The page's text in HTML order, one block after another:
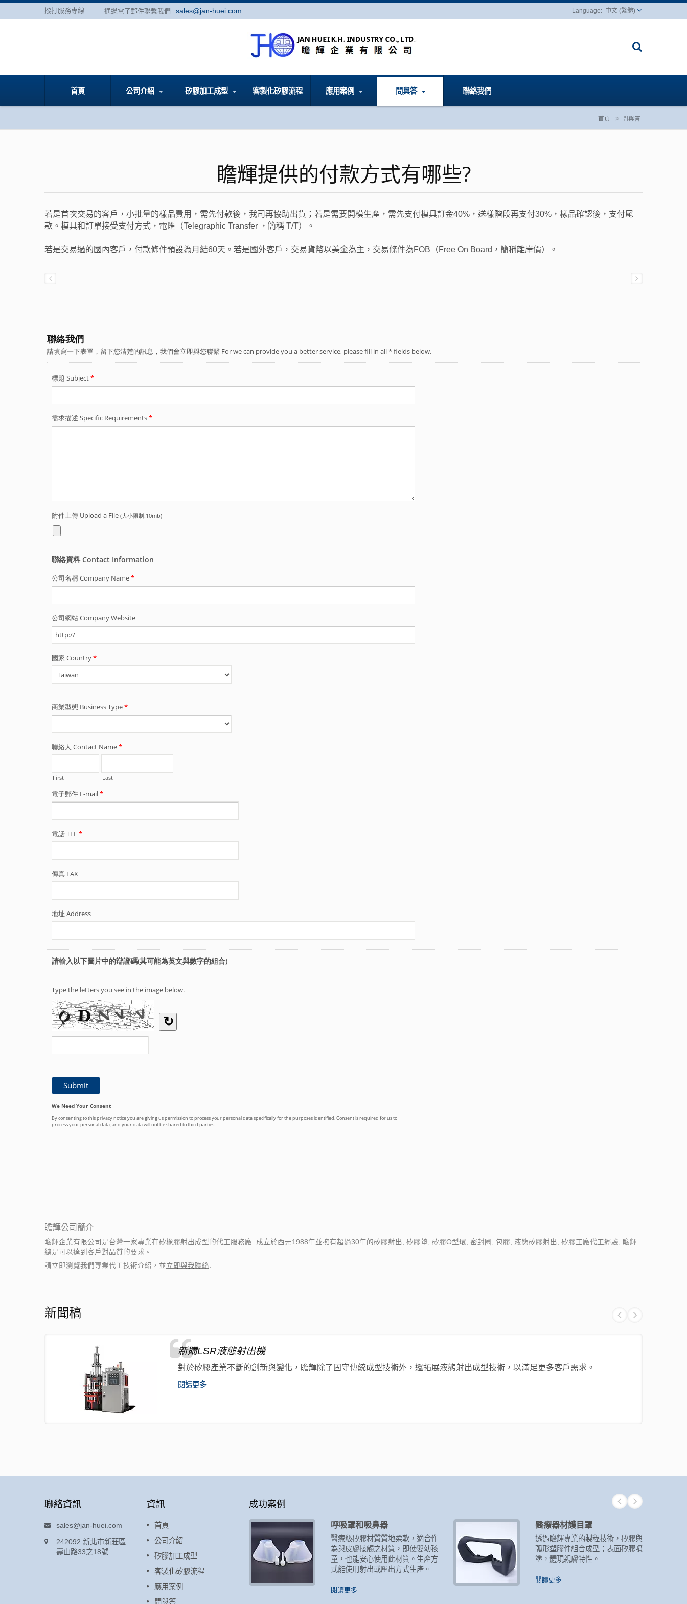
撥打服務專線 通過電子郵件聯繫我們 sales@jan-huei.com 中文 (繁體)
首頁 公司介紹 矽膠加工成型 客製化矽膠流程 應用案例 問與答 聯絡我們
首頁 問與答
瞻輝提供的付款方式有哪些?
若是首次交易的客戶，小批量的樣品費用，需先付款後，我司再協助出貨；若是需要開模生產，需先支付模具訂金40%，送樣階段再支付30%，樣品確認後，支付尾
款。模具和訂單接受支付方式，電匯（Telegraphic Transfer ，簡稱 T/T）。
若是交易過的國內客戶，付款條件預設為月結60天。若是國外客戶，交易貨幣以美金為主，交易條件為FOB（Free On Board，簡稱離岸價）。
瞻輝公司簡介
瞻輝企業有限公司是台灣一家專業在矽橡膠射出成型的代工服務廠. 成立於西元1988年並擁有超過30年的矽膠射出, 矽膠墊, 矽膠O型環, 密封圈, 包膠, 液態矽膠射出, 矽膠工廠代工經驗, 瞻輝
總是可以達到客戶對品質的要求。
請立即瀏覽我們專業代工技術介紹，並立即與我聯絡.
新聞稿
新購LSR液態射出機
對於矽膠產業不斷的創新與變化，瞻輝除了固守傳統成型技術外，還拓展液態射出成型技術，以滿足更多客戶需求。
閱讀更多
聯絡資訊
sales@jan-huei.com
242092 新北市新莊區
壽山路33之18號
資訊
首頁
公司介紹
矽膠加工成型
客製化矽膠流程
應用案例
問與答
成功案例
矽膠錶帶
此製程困難度，在於將所有物件，
Sensor，Sensor鏡面外露，且外
觀不破裂損傷。
閱讀更多
呼吸罩和吸鼻器
醫療級矽膠材質質地柔軟，適合作
為與皮膚接觸之材質，即使嬰幼孩
童，也能安心使用此材質。生產方
式能使用射出或壓出方式生產。
閱讀更多
醫療器材護目罩
透過瞻輝專業的製程技術，矽膠與
弧形塑膠件組合成型；表面矽膠噴
塗，體現親膚特性。
閱讀更多